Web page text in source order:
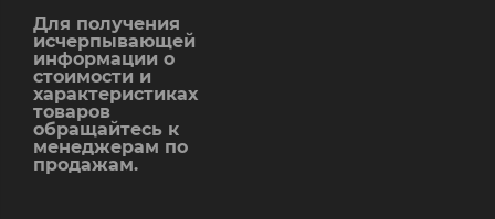
Для получения
исчерпывающей
информации о
стоимости и
характеристиках
товаров
обращайтесь к
менеджерам по
продажам.